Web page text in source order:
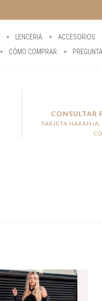
LENCERIA ACCESORIOS
CÓMO COMPRAR
CONSULTAR
TARJETA